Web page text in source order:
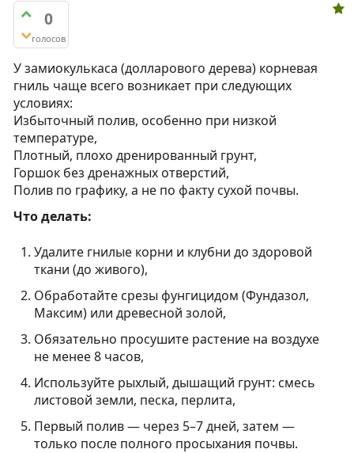
0
голосов
У замиокулькаса (долларового дерева) корневая
гниль чаще всего возникает при следующих
условиях:
Избыточный полив, особенно при низкой
температуре,
Плотный, плохо дренированный грунт,
Горшок без дренажных отверстий,
Полив по графику, а не по факту сухой почвы.
Что делать:
Удалите гнилые корни и клубни до здоровой
ткани (до живого),
Обработайте срезы фунгицидом (Фундазол,
Максим) или древесной золой,
Обязательно просушите растение на воздухе
не менее 8 часов,
Используйте рыхлый, дышащий грунт: смесь
листовой земли, песка, перлита,
Первый полив — через 5–7 дней, затем —
только после полного просыхания почвы.